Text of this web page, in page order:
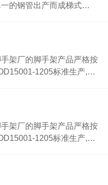
的钢管出产而成梯式…
架厂的脚手架产品严格按
1205标准生产,…
架厂的脚手架产品严格按
1205标准生产,…